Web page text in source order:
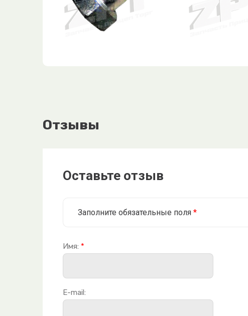
Отзывы
Оставьте отзыв
Заполните обязательные поля *
Имя: *
E-mail: